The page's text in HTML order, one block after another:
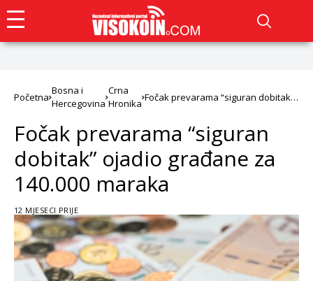
Početna
Bosna i
Hercegovina
Crna
Hronika
Fočak prevarama “siguran dobitak”
Fočak prevarama “siguran
dobitak” ojadio građane za
140.000 maraka
12 MJESECI PRIJE